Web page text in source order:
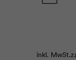
inkl. MwSt.